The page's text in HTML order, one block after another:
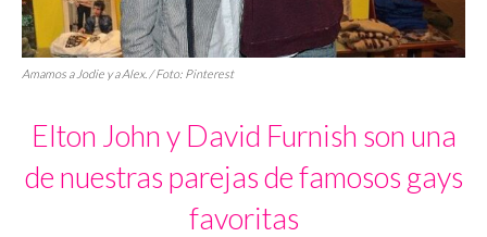
Amamos a Jodie y a Alex. / Foto: Pinterest
Elton John y David Furnish son una
de nuestras parejas de famosos gays
favoritas